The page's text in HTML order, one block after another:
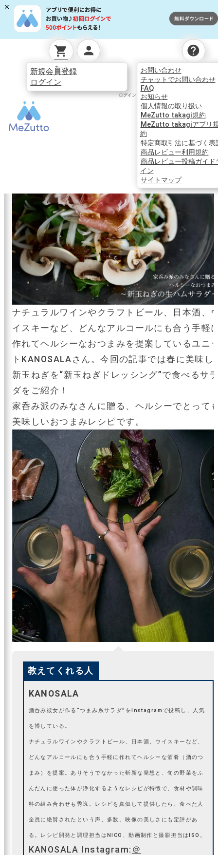
shopping_cart
カート
person
新規会員登録
ログイン
ログイン
help
お問い合わせ
チャットでお問い合わせ
FAQ
お知らせ
個人情報の取り扱い
MeZutto takagi規約
MeZutto takagiアプリ
約
特定商取引法に基づく表
商品レビュー利用規約
商品レビュー投稿ガイド
イン
サイトマップ
読みものTOP お料理 家呑み派のみなさんに贈る、
家呑み派のみなさ
んに贈る、ヘルシ
ーなおつまみ ～新
玉ねぎの生ハムサ
ラダ～
ナチュラルワインやクラフトビール、日本酒、
イスキーなど、どんなアルコールにも合う手軽
作れてヘルシーなおつまみを提案しているユニ
トKANOSALAさん。今回の記事では春に美味し
新玉ねぎを“新玉ねぎドレッシング”で食べるサ
ダをご紹介！
家呑み派のみなさんに贈る、ヘルシーでとって
美味しいおつまみレシピです。
教えてくれる人
KANOSALA
酒呑み彼女が作る“つまみ系サラダ”をInstagramで投稿し、人気
を博している。
ナチュラルワインやクラフトビール、日本酒、ウイスキーなど、
どんなアルコールにも合う手軽に作れてヘルシーな酒肴（酒のつ
まみ）を提案。ありそうでなかった斬新な発想と、旬の野菜をふ
んだんに使った体が浄化するようなレシピが特徴で、食材や調味
料の組み合わせも秀逸。レシピを真似して提供したら、食べた人
全員に絶賛されたという声、多数。映像の美しさにも定評があ
る。レシピ開発と調理担当はNICO、動画制作と撮影担当はISO。
KANOSALA Instagram: ＠